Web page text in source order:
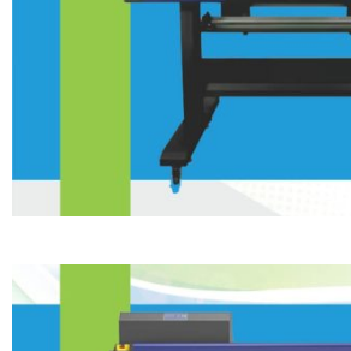
DTF – 6 Cabeças